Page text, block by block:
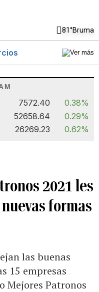
81°Bruma
7572.40
0.38%
52658.64
0.29%
26269.23 0.62%
2021 les
formas
las buenas
15 empresas
Mejores Patronos